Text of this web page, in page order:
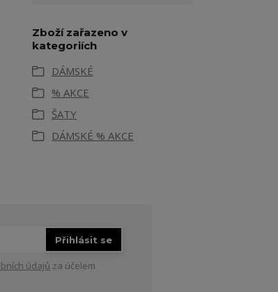
Zboží zařazeno v
kategoriích
DÁMSKÉ
% AKCE
ŠATY
DÁMSKÉ % AKCE
Přihlásit se
údajů za účelem